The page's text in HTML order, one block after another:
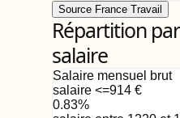
Source France Travail
Répartition
salaire
Salaire mensuel brut
salaire <=914 €
0.83%